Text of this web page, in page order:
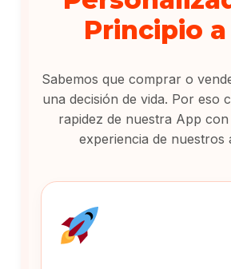
Principio a
Sabemos que comprar o
una decisión de vida. Por eso
rapidez de nuestra App
experiencia de nuestros